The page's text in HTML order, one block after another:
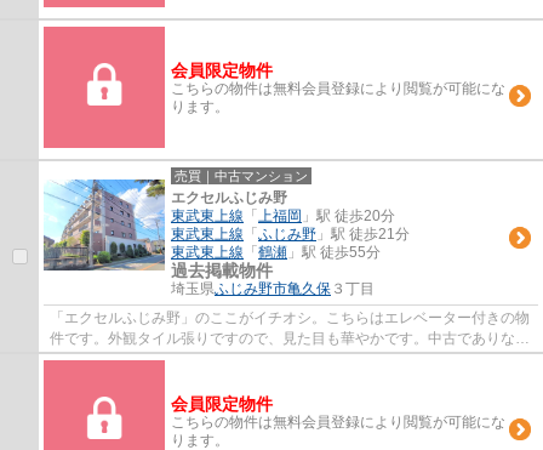
会員限定物件
こちらの物件は無料会員登録により閲覧が可能にな
ります。
売買｜中古マンション
エクセルふじみ野
東武東上線 「 上福岡 」駅 徒歩20分
東武東上線 「 ふじみ野 」駅 徒歩21分
東武東上線 「 鶴瀬 」駅 徒歩55分
過去掲載物件
埼玉県ふじみ野市亀久保 ３丁目
「エクセルふじみ野」のここがイチオシ。こちらはエレベーター付きの物
件です。外観タイル張りですので、見た目も華やかです。中古でありなが
ら、綺麗で機能的な設備のあるマンション...
会員限定物件
こちらの物件は無料会員登録により閲覧が可能にな
ります。